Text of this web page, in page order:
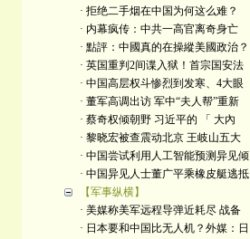
· 拒绝二手烟在中国为何这么难？
· 内幕疯传：中共一高官离奇身亡
· 點評：中國真的在操縱美國政治？
· 英国重判2间谍入狱！首宗国安法
· 中国高层权斗惨烈到发寒、4大眼
· 董军高调出访 军中“夫人帮”重新
· 蔡奇权倾朝野 习近平的 「 大內
· 黎晓宏被查震动北京 王岐山五大
· 中国尝试利用人工智能预测异见倾
· 中国异见人士董广平乘橡皮艇逃抵
【军事纵横】
· 美媒称美军远程导弹近耗尽 战备
· 日本要和中国比无人机？外媒：日